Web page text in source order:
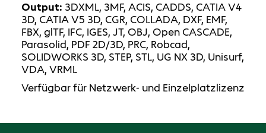
Output: 3DXML, 3MF, ACIS, CADDS, CATIA V4
3D, CATIA V5 3D, CGR, COLLADA, DXF, EMF,
FBX, glTF, IFC, IGES, JT, OBJ, Open CASCADE,
Parasolid, PDF 2D/3D, PRC, Robcad,
SOLIDWORKS 3D, STEP, STL, UG NX 3D, Unisurf,
VDA, VRML
Verfügbar für Netzwerk- und Einzelplatzlizenz